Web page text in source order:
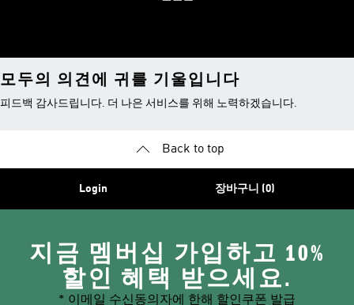
모두의 의견에 귀를 기울입니다
피드백 감사드립니다. 더 나은 서비스를 위해 노력하겠습니다.
Back to top
Login 장바구니 (0)
지금 멤버십 가입하고 10%
할인 혜택 받으세요.
* 이메일 수신동의자에 한해 할인쿠폰 발급